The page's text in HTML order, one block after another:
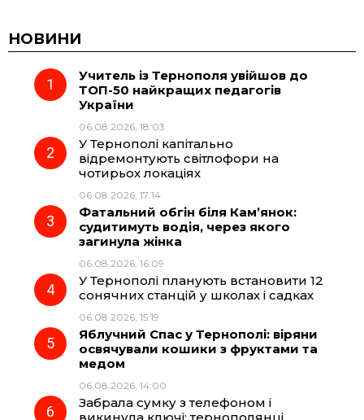
c
e
o
k
e
r
a
m
t
A
НОВИНИ
Учитель із Тернополя увійшов до
ТОП-50 найкращих педагогів
України
06.08.2026, 18:03
У Тернополі капітально
відремонтують світлофори на
чотирьох локаціях
06.08.2026, 17:14
Фатальний обгін біля Кам’янок:
судитимуть водія, через якого
загинула жінка
06.08.2026, 16:09
У Тернополі планують встановити 12
сонячних станцій у школах і садках
06.08.2026, 15:19
Яблучний Спас у Тернополі: віряни
освячували кошики з фруктами та
медом
06.08.2026, 14:00
Забрала сумку з телефоном і